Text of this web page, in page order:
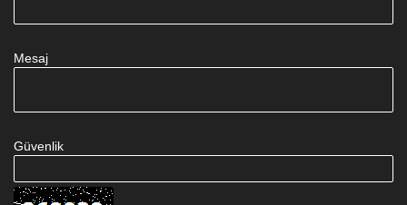
Mesaj
Güvenlik